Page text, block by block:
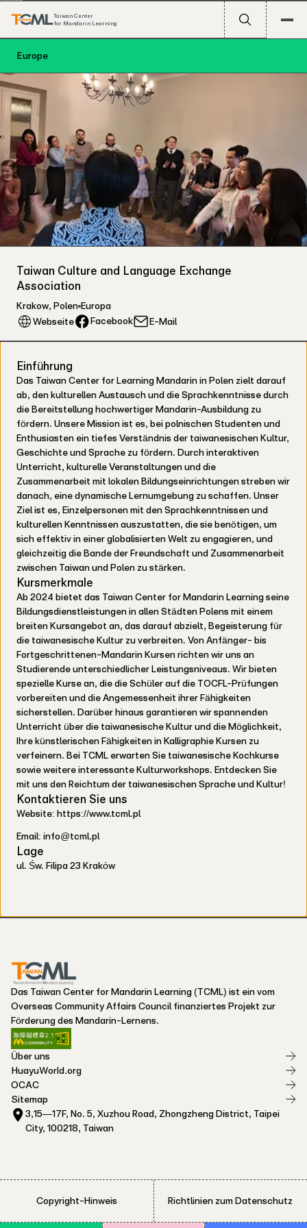
Taiwan Center
for Mandarin Learning
Europe
Taiwan Culture and Language Exchange
Association
Krakow, Polen Europa
Webseite
Facebook E-Mail
Einführung
Das Taiwan Center for Learning Mandarin in Polen zielt darauf
ab, den kulturellen Austausch und die Sprachkenntnisse durch
die Bereitstellung hochwertiger Mandarin-Ausbildung zu
fördern. Unsere Mission ist es, bei polnischen Studenten und
Enthusiasten ein tiefes Verständnis der taiwanesischen Kultur,
Geschichte und Sprache zu fördern. Durch interaktiven
Unterricht, kulturelle Veranstaltungen und die
Zusammenarbeit mit lokalen Bildungseinrichtungen streben wir
danach, eine dynamische Lernumgebung zu schaffen. Unser
Ziel ist es, Einzelpersonen mit den Sprachkenntnissen und
kulturellen Kenntnissen auszustatten, die sie benötigen, um
sich effektiv in einer globalisierten Welt zu engagieren, und
gleichzeitig die Bande der Freundschaft und Zusammenarbeit
zwischen Taiwan und Polen zu stärken.
Kursmerkmale
Ab 2024 bietet das Taiwan Center for Mandarin Learning seine
Bildungsdienstleistungen in allen Städten Polens mit einem
breiten Kursangebot an, das darauf abzielt, Begeisterung für
die taiwanesische Kultur zu verbreiten. Von Anfänger- bis
Fortgeschrittenen-Mandarin Kursen richten wir uns an
Studierende unterschiedlicher Leistungsniveaus. Wir bieten
spezielle Kurse an, die die Schüler auf die TOCFL-Prüfungen
vorbereiten und die Angemessenheit ihrer Fähigkeiten
sicherstellen. Darüber hinaus garantieren wir spannenden
Unterricht über die taiwanesische Kultur und die Möglichkeit,
Ihre künstlerischen Fähigkeiten in Kalligraphie Kursen zu
verfeinern. Bei TCML erwarten Sie taiwanesische Kochkurse
sowie weitere interessante Kulturworkshops. Entdecken Sie
mit uns den Reichtum der taiwanesischen Sprache und Kultur!
Kontaktieren Sie uns
Website: https://www.tcml.pl
Email: info@tcml.pl
Lage
ul. Św. Filipa 23 Kraków
Das Taiwan Center for Mandarin Learning (TCML) ist ein vom
Overseas Community Affairs Council finanziertes Projekt zur
Förderung des Mandarin-Lernens.
Über uns
HuayuWorld.org
OCAC
Sitemap
3,15—17F, No. 5, Xuzhou Road, Zhongzheng District, Taipei
City, 100218, Taiwan
Copyright-Hinweis Richtlinien zum Datenschutz